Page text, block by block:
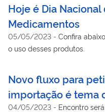
Hoje é Dia
Medicamentos
05/05/2023 - Confira
o uso desses produtos.
Novo fluxo para
importação é tema
04/05/2023 - Encontro